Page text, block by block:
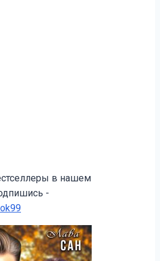
в нашем
-